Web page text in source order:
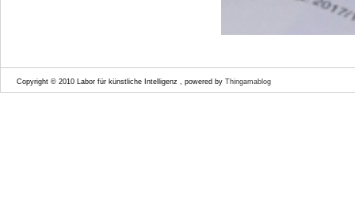
Copyright © 2010 Labor für künstliche Intelligenz , powered by Thingamablog